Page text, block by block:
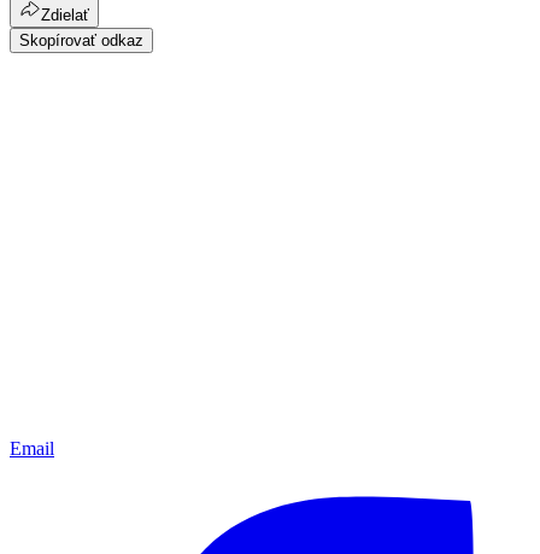
Zdielať
Skopírovať odkaz
Email